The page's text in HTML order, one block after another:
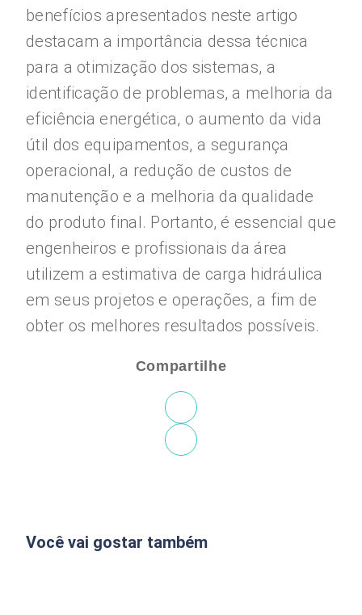
benefícios apresentados neste artigo
destacam a importância dessa técnica
para a otimização dos sistemas, a
identificação de problemas, a melhoria da
eficiência energética, o aumento da vida
útil dos equipamentos, a segurança
operacional, a redução de custos de
manutenção e a melhoria da qualidade
do produto final. Portanto, é essencial que
engenheiros e profissionais da área
utilizem a estimativa de carga hidráulica
em seus projetos e operações, a fim de
obter os melhores resultados possíveis.
Compartilhe
Você vai gostar também